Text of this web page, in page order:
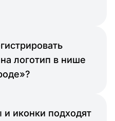
логотип в нише
иконки подходят